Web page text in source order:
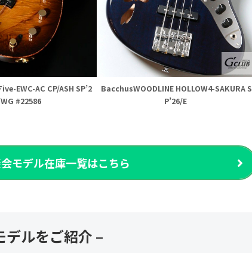
EWC-AC CP/ASH SP’2
#22586
BacchusWOODLINE HOLLOW4-SAKURA S
P’26/E
モデル在庫一覧はこちら
デルをご紹介 –